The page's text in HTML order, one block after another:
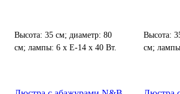
Высота: 35 см; диаметр: 80
см; лампы: 6 х Е-14 х 40 Вт.
Высота:
см;